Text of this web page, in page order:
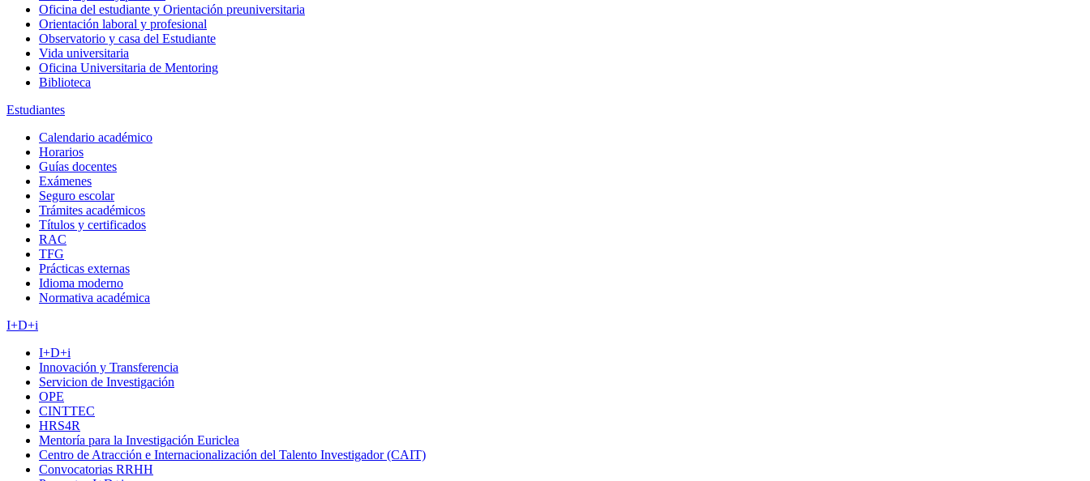
Oficina del estudiante y Orientación preuniversitaria
Orientación laboral y profesional
Observatorio y casa del Estudiante
Vida universitaria
Oficina Universitaria de Mentoring
Biblioteca
Estudiantes
Calendario académico
Horarios
Guías docentes
Exámenes
Seguro escolar
Trámites académicos
Títulos y certificados
RAC
TFG
Prácticas externas
Idioma moderno
Normativa académica
I+D+i
I+D+i
Innovación y Transferencia
Servicion de Investigación
OPE
CINTTEC
HRS4R
Mentoría para la Investigación Euriclea
Centro de Atracción e Internacionalización del Talento Investigador (CAIT)
Convocatorias RRHH